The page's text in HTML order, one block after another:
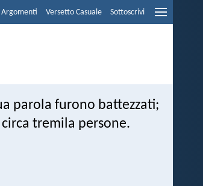
Argomenti Versetto Casuale Sottoscrivi
parola furono battezzati;
tremila persone.